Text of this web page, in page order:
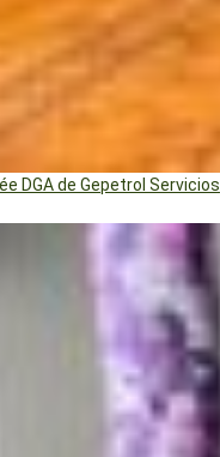
DGA de Gepetrol Servicios